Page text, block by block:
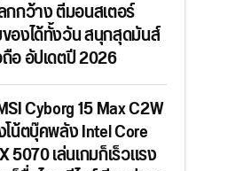
กกว้าง ตีมอนสเตอร์
องได้ทั้งวัน สนุกสุดมันส์
อ อัปเดตปี 2026
Cyborg 15 Max C2W
โน้ตบุ๊คพลัง Intel Core
5070 เล่นเกมก็เร็วแรง